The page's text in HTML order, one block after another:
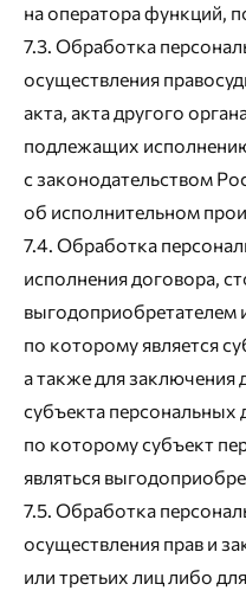
на оператора функций,
7.3. Обработка
осуществления
акта, акта другого
подлежащих
с законодательством
об исполнительном
7.4. Обработка
исполнения договора,
выгодоприобретателем
по которому является
а также для заключения
субъекта персональных
по которому субъект
являться
7.5. Обработка
осуществления прав и
или третьих лиц либо